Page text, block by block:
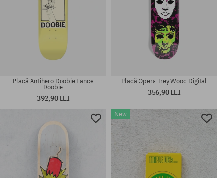
Mărimi existente:
Mărimi existente:
8.25
Placă Antihero Doobie Lance
Doobie
392,90 LEI
Placă Opera Trey Wood Digital
356,90 LEI
New